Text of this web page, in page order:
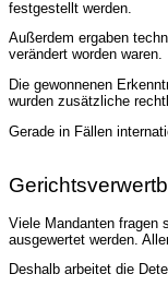
festgestellt werden.
Außerdem ergaben
verändert worden waren.
Die gewonnenen
wurden zusätzliche
Gerade in Fällen
Viele Mandanten fragen
ausgewertet werden.
Deshalb arbeitet die